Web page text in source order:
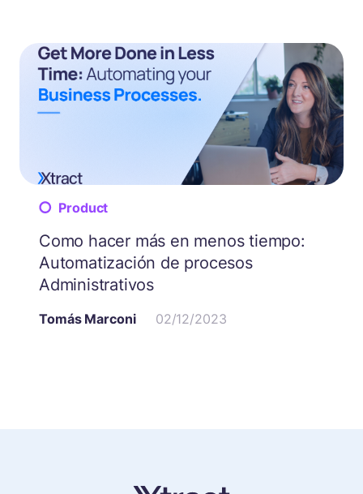
Product
Como hacer más en menos tiempo:
Automatización de procesos
Administrativos
Tomás Marconi 02/12/2023